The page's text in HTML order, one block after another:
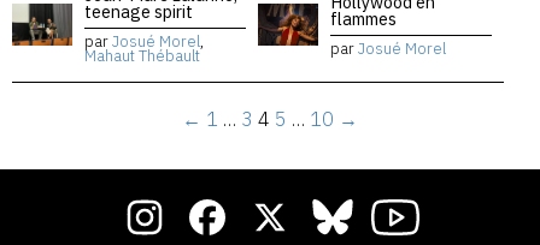
teenage spirit
parJosué Morel,
Mahaut Thébault
flammes
parJosué Morel
← 1 … 3 4 5 … 10 →